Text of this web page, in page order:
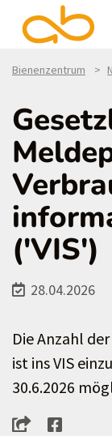
Bienenzentrum
('VIS')
28.04.2026
Die Anzahl
ist ins VIS
30.6.2026